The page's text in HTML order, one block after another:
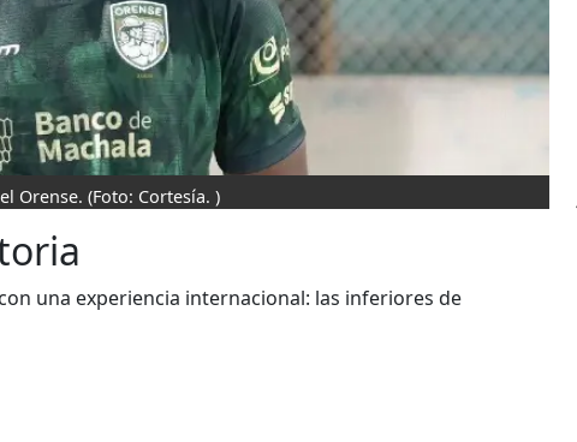
Orense. (Foto: Cortesía. )
una experiencia internacional: las inferiores de